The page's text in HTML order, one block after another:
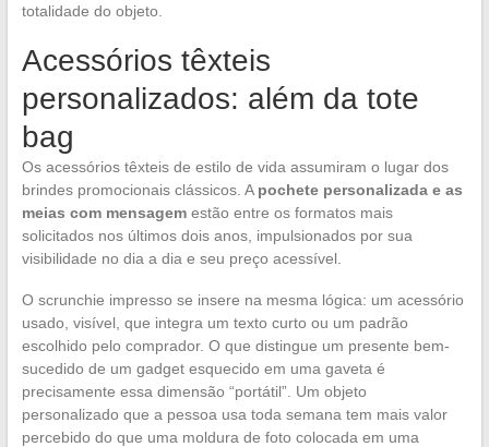
totalidade do objeto.
Acessórios têxteis
personalizados: além da tote
bag
Os acessórios têxteis de estilo de vida assumiram o lugar dos
brindes promocionais clássicos. A pochete personalizada e as
meias com mensagemestão entre os formatos mais
solicitados nos últimos dois anos, impulsionados por sua
visibilidade no dia a dia e seu preço acessível.
O scrunchie impresso se insere na mesma lógica: um acessório
usado, visível, que integra um texto curto ou um padrão
escolhido pelo comprador. O que distingue um presente bem-
sucedido de um gadget esquecido em uma gaveta é
precisamente essa dimensão “portátil”. Um objeto
personalizado que a pessoa usa toda semana tem mais valor
percebido do que uma moldura de foto colocada em uma